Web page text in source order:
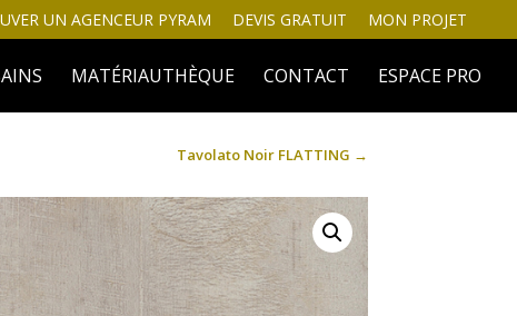
UN AGENCEUR PYRAM DEVIS GRATUIT MON PROJET
MATÉRIAUTHÈQUE CONTACT ESPACE PRO
Tavolato Noir FLATTING →